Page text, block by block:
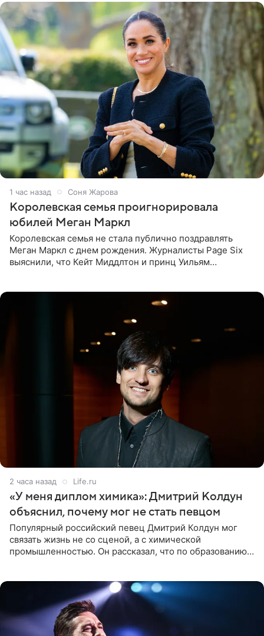
1 час назад Соня Жарова
Королевская семья проигнорировала
юбилей Меган Маркл
Королевская семья не стала публично поздравлять
Меган Маркл с днем рождения. Журналисты Page Six
выяснили, что Кейт Миддлтон и принц Уильям
2 часа назад Life.ru
«У меня диплом химика»: Дмитрий Колдун
объяснил, почему мог не стать певцом
Популярный российский певец Дмитрий Колдун мог
связать жизнь не со сценой, а с химической
промышленностью. Он рассказал, что по образованию